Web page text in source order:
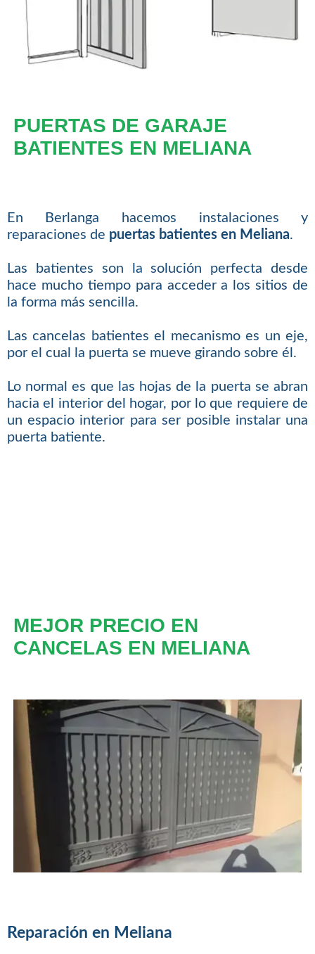
PUERTAS DE GARAJE
BATIENTES EN MELIANA
En Berlanga hacemos instalaciones y
reparaciones de puertas batientes en Meliana.
Las batientes son la solución perfecta desde
hace mucho tiempo para acceder a los sitios de
la forma más sencilla.
Las cancelas batientes el mecanismo es un eje,
por el cual la puerta se mueve girando sobre él.
Lo normal es que las hojas de la puerta se abran
hacia el interior del hogar, por lo que requiere de
un espacio interior para ser posible instalar una
puerta batiente.
MEJOR PRECIO EN
CANCELAS EN MELIANA
Reparación en Meliana